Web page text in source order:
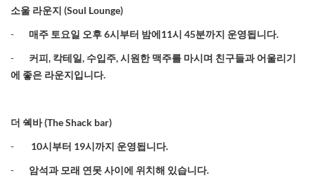
소울 라운지 (Soul Lounge)
- 매주 토요일 오후6시부터 밤에 11시 45분까지 운영됩니다.
- 커피, 칵테일, 수입주,시원한 맥주를 마시며 친구들과 어울리기
에 좋은 라운지입니다.
더 쉑바(The Shack bar)
- 10시부터 19시까지 운영됩니다.
- 암석과 모래 연못 사이에 위치해 있습니다.